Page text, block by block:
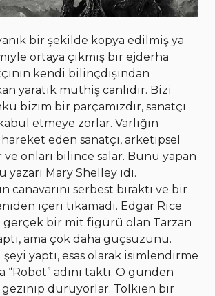
bir şekilde kopya edilmiş ya
ortaya çıkmış bir ejderha
kendi bilinçdışından
yaratık müthiş canlıdır. Bizi
bizim bir parçamızdır, sanatçı
etmeye zorlar. Varlığın
eden sanatçı, arketipsel
onları bilince salar. Bunu yapan
Mary Shelley idi.
canavarını serbest bıraktı ve bir
içeri tıkamadı. Edgar Rice
gerçek bir mit figürü olan Tarzan
ama çok daha güçsüzünü.
şeyi yaptı, esas olarak isimlendirme
“Robot” adını taktı. O günden
gezinip duruyorlar. Tolkien bir